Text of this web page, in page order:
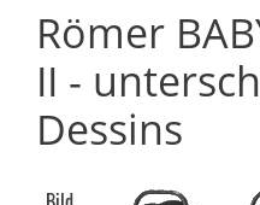
Römer
II -
Dessins